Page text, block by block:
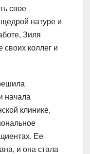
свое
натуре и
Зиля
своих коллег и
начала
клинике,
Ее
и она стала